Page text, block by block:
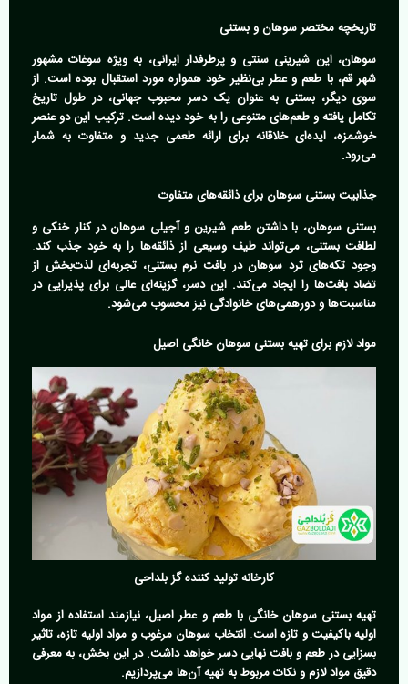
تاریخچه مختصر سوهان و بستنی
سوهان، این شیرینی سنتی و پرطرفدار ایرانی، به ویژه سوغات مشهور
شهر قم، با طعم و عطر بی‌نظیر خود همواره مورد استقبال بوده است. از
سوی دیگر، بستنی به عنوان یک دسر محبوب جهانی، در طول تاریخ
تکامل یافته و طعم‌های متنوعی را به خود دیده است. ترکیب این دو عنصر
خوشمزه، ایده‌ای خلاقانه برای ارائه طعمی جدید و متفاوت به شمار
می‌رود.
جذابیت بستنی سوهان برای ذائقه‌های متفاوت
بستنی سوهان، با داشتن طعم شیرین و آجیلی سوهان در کنار خنکی و
لطافت بستنی، می‌تواند طیف وسیعی از ذائقه‌ها را به خود جذب کند.
وجود تکه‌های ترد سوهان در بافت نرم بستنی، تجربه‌ای لذت‌بخش از
تضاد بافت‌ها را ایجاد می‌کند. این دسر، گزینه‌ای عالی برای پذیرایی در
مناسبت‌ها و دورهمی‌های خانوادگی نیز محسوب می‌شود.
مواد لازم برای تهیه بستنی سوهان خانگی اصیل
کارخانه تولید کننده گز بلداحی
تهیه بستنی سوهان خانگی با طعم و عطر اصیل، نیازمند استفاده از مواد
اولیه باکیفیت و تازه است. انتخاب سوهان مرغوب و مواد اولیه تازه، تاثیر
بسزایی در طعم و بافت نهایی دسر خواهد داشت. در این بخش، به معرفی
دقیق مواد لازم و نکات مربوط به تهیه آن‌ها می‌پردازیم.